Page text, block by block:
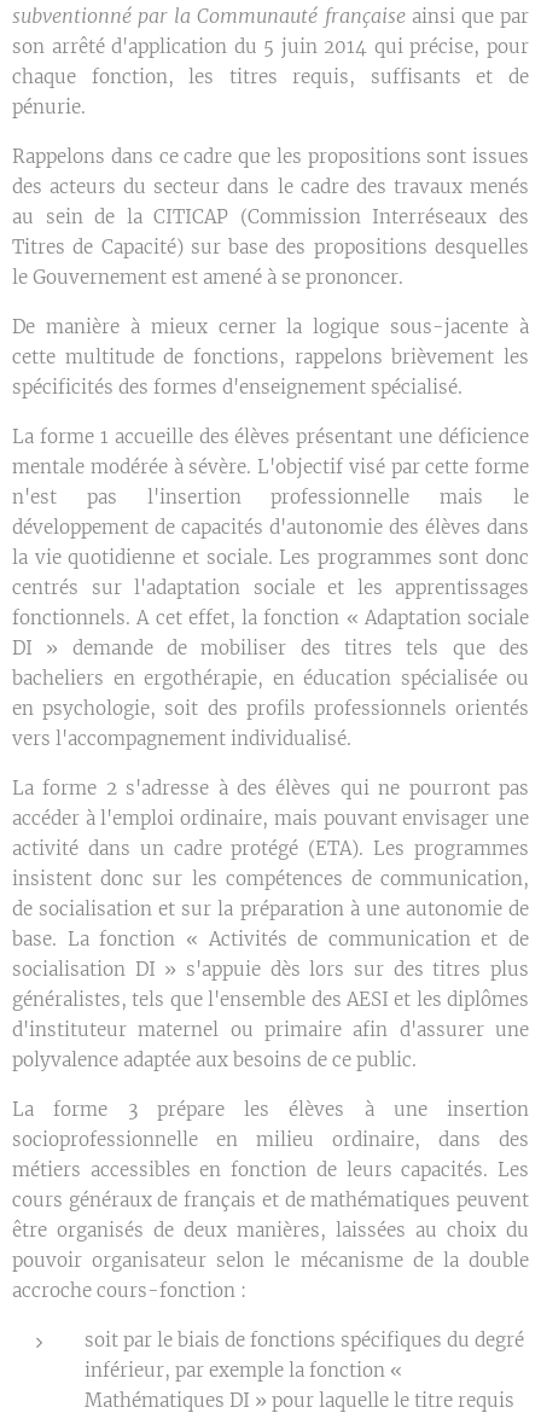
subventionné par la Communauté françaiseainsi que par
son arrêté d'application du 5 juin 2014 qui précise, pour
chaque fonction, les titres requis, suffisants et de
pénurie.
Rappelons dans ce cadre que les propositions sont issues
des acteurs du secteur dans le cadre des travaux menés
au sein de la CITICAP (Commission Interréseaux des
Titres de Capacité) sur base des propositions desquelles
le Gouvernement est amené à se prononcer.
De manière à mieux cerner la logique sous-jacente à
cette multitude de fonctions, rappelons brièvement les
spécificités des formes d'enseignement spécialisé.
La forme 1 accueille des élèves présentant une déficience
mentale modérée à sévère. L'objectif visé par cette forme
n'est pas l'insertion professionnelle mais le
développement de capacités d'autonomie des élèves dans
la vie quotidienne et sociale. Les programmes sont donc
centrés sur l'adaptation sociale et les apprentissages
fonctionnels. A cet effet, la fonction « Adaptation sociale
DI » demande de mobiliser des titres tels que des
bacheliers en ergothérapie, en éducation spécialisée ou
en psychologie, soit des profils professionnels orientés
vers l'accompagnement individualisé.
La forme 2 s'adresse à des élèves qui ne pourront pas
accéder à l'emploi ordinaire, mais pouvant envisager une
activité dans un cadre protégé (ETA). Les programmes
insistent donc sur les compétences de communication,
de socialisation et sur la préparation à une autonomie de
base. La fonction « Activités de communication et de
socialisation DI » s'appuie dès lors sur des titres plus
généralistes, tels que l'ensemble des AESI et les diplômes
d'instituteur maternel ou primaire afin d'assurer une
polyvalence adaptée aux besoins de ce public.
La forme 3 prépare les élèves à une insertion
socioprofessionnelle en milieu ordinaire, dans des
métiers accessibles en fonction de leurs capacités. Les
cours généraux de français et de mathématiques peuvent
être organisés de deux manières, laissées au choix du
pouvoir organisateur selon le mécanisme de la double
accroche cours-fonction :
soit par le biais de fonctions spécifiques du degré
inférieur, par exemple la fonction «
Mathématiques DI » pour laquelle le titre requis